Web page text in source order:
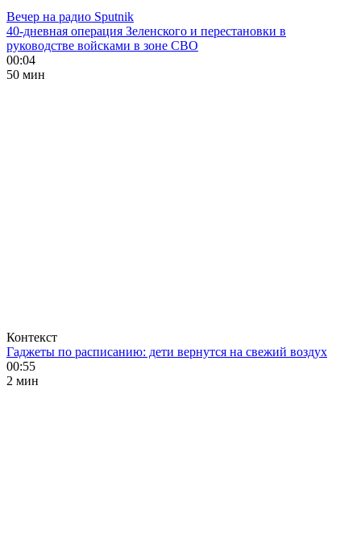
Вечер на радио Sputnik
40-дневная операция Зеленского и перестановки в
руководстве войсками в зоне СВО
00:04
50 мин
Контекст
Гаджеты по расписанию: дети вернутся на свежий воздух
00:55
2 мин